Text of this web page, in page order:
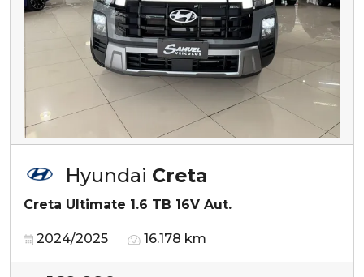
Hyundai Creta
Creta Ultimate 1.6 TB 16V Aut.
2024/2025 16.178 km